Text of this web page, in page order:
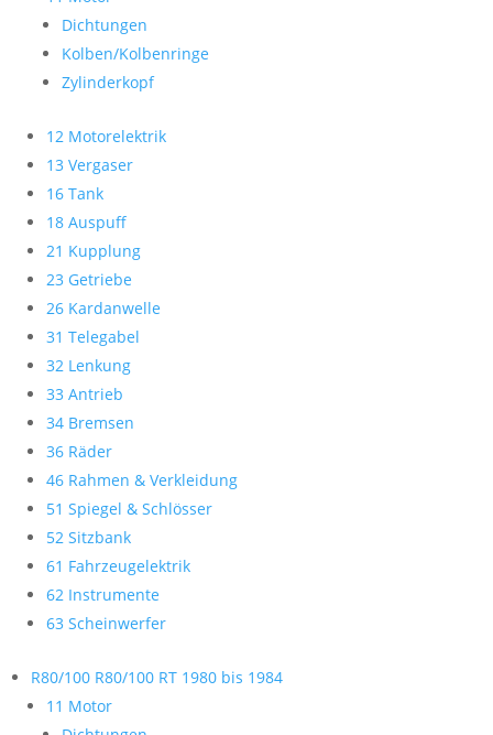
Dichtungen
Kolben/Kolbenringe
Zylinderkopf
12 Motorelektrik
13 Vergaser
16 Tank
18 Auspuff
21 Kupplung
23 Getriebe
26 Kardanwelle
31 Telegabel
32 Lenkung
33 Antrieb
34 Bremsen
36 Räder
46 Rahmen & Verkleidung
51 Spiegel & Schlösser
52 Sitzbank
61 Fahrzeugelektrik
62 Instrumente
63 Scheinwerfer
R80/100 R80/100 RT 1980 bis 1984
11 Motor